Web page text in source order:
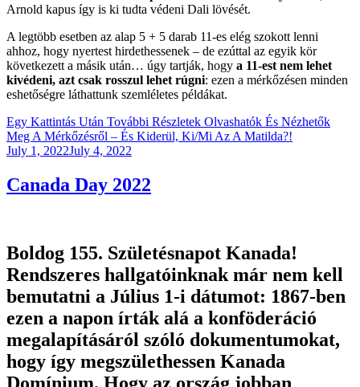
Arnold kapus így is ki tudta védeni Dali lövését.
A legtöbb esetben az alap 5 + 5 darab 11-es elég szokott lenni
ahhoz, hogy nyertest hirdethessenek – de ezúttal az egyik kör
következett a másik után… úgy tartják, hogy a 11-est nem lehet
kivédeni, azt csak rosszul lehet rúgni: ezen a mérkőzésen minden
eshetőségre láthattunk szemléletes példákat.
Egy Kattintás Után További Részletek Olvashatók És Nézhetők
Meg A Mérkőzésről – És Kiderül, Ki/Mi Az A Matilda?!
Posted
July 1, 2022July 4, 2022
Canada Day 2022
Boldog 155. Születésnapot Kanada!
Rendszeres hallgatóinknak már nem kell
bemutatni a Július 1-i dátumot: 1867-ben
ezen a napon írták alá a konföderáció
megalapításáról szóló dokumentumokat,
hogy így megszülethessen Kanada